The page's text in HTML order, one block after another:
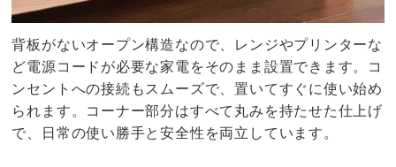
背板がないオープン構造なので、レンジやプリンターな
ど電源コードが必要な家電をそのまま設置できます。コ
ンセントへの接続もスムーズで、置いてすぐに使い始め
られます。コーナー部分はすべて丸みを持たせた仕上げ
で、日常の使い勝手と安全性を両立しています。